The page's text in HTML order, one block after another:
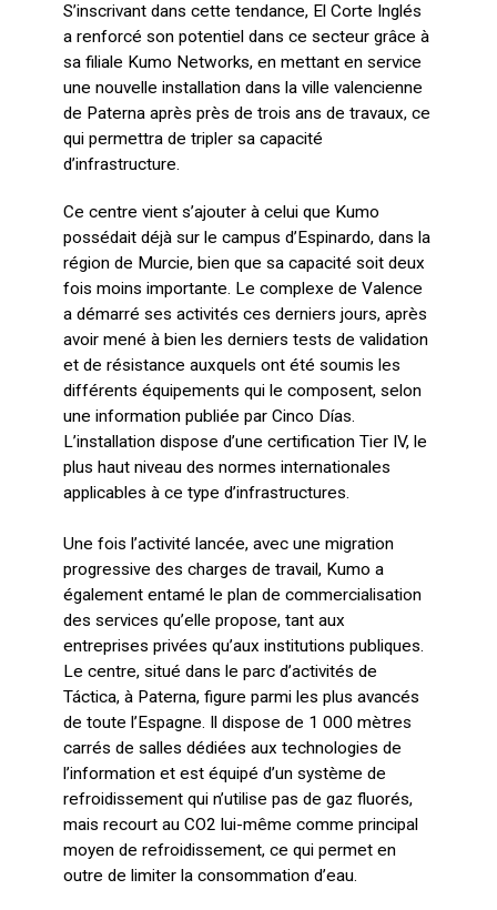
S’inscrivant dans cette tendance, El Corte Inglés
a renforcé son potentiel dans ce secteur grâce à
sa filiale Kumo Networks, en mettant en service
une nouvelle installation dans la ville valencienne
de Paterna après près de trois ans de travaux, ce
qui permettra de tripler sa capacité
d’infrastructure.
Ce centre vient s’ajouter à celui que Kumo
possédait déjà sur le campus d’Espinardo, dans la
région de Murcie, bien que sa capacité soit deux
fois moins importante. Le complexe de Valence
a démarré ses activités ces derniers jours, après
avoir mené à bien les derniers tests de validation
et de résistance auxquels ont été soumis les
différents équipements qui le composent, selon
une information publiée par Cinco Días.
L’installation dispose d’une certification Tier IV, le
plus haut niveau des normes internationales
applicables à ce type d’infrastructures.
Une fois l’activité lancée, avec une migration
progressive des charges de travail, Kumo a
également entamé le plan de commercialisation
des services qu’elle propose, tant aux
entreprises privées qu’aux institutions publiques.
Le centre, situé dans le parc d’activités de
Táctica, à Paterna, figure parmi les plus avancés
de toute l’Espagne. Il dispose de 1 000 mètres
carrés de salles dédiées aux technologies de
l’information et est équipé d’un système de
refroidissement qui n’utilise pas de gaz fluorés,
mais recourt au CO2 lui-même comme principal
moyen de refroidissement, ce qui permet en
outre de limiter la consommation d’eau.